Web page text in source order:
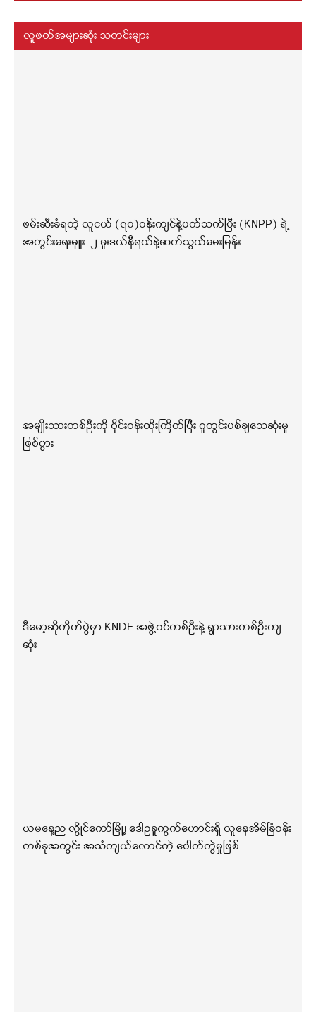
လူဖတ်အများဆုံး သတင်းများ
ဖမ်းဆီးခံရတဲ့ လူငယ် (၇၀)ဝန်းကျင်နဲ့ပတ်သက်ပြီး (KNPP) ရဲ့
အတွင်းရေးမှူး-၂ ခူးဒယ်နီရယ်နဲ့ဆက်သွယ်မေးမြန်း
အမျိုးသားတစ်ဦးကို ဝိုင်းဝန်းထိုးကြိတ်ပြီး ဂူတွင်းပစ်ချသေဆုံးမှု
ဖြစ်ပွား
ဒီမော့ဆိုတိုက်ပွဲမှာ KNDF အဖွဲ့ဝင်တစ်ဦးနဲ့ ရွာသားတစ်ဦးကျ
ဆုံး
ယမနေ့ည လွိုင်ကော်မြို့၊ ဒေါဥခူကွက်ဟောင်းရှိ လူနေအိမ်ခြံဝန်း
တစ်ခုအတွင်း အသံကျယ်လောင်တဲ့ ပေါက်ကွဲမှုဖြစ်